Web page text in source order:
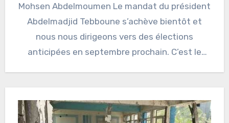
Mohsen Abdelmoumen Le mandat du président
Abdelmadjid Tebboune s’achève bientôt et
nous nous dirigeons vers des élections
anticipées en septembre prochain. C’est le